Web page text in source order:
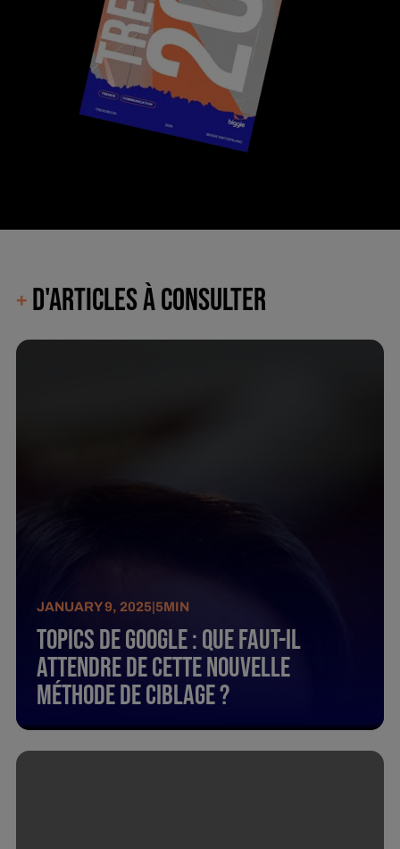
+D'ARTICLES À CONSULTER
JANUARY 9, 2025 |5MIN
Topics De Google : Que Faut-Il
Attendre De Cette Nouvelle
Méthode De Ciblage ?